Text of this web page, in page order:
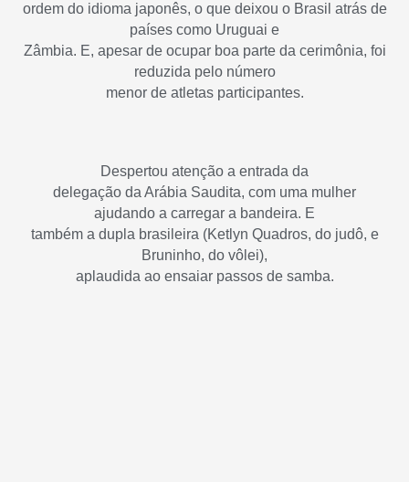
ordem do idioma japonês, o que deixou o Brasil atrás de
países como Uruguai e
Zâmbia. E, apesar de ocupar boa parte da cerimônia, foi
reduzida pelo número
menor de atletas participantes.
Despertou atenção a entrada da
delegação da Arábia Saudita, com uma mulher
ajudando a carregar a bandeira. E
também a dupla brasileira (Ketlyn Quadros, do judô, e
Bruninho, do vôlei),
aplaudida ao ensaiar passos de samba.